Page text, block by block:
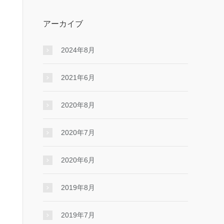
アーカイブ
2024年8月
2021年6月
2020年8月
2020年7月
2020年6月
2019年8月
2019年7月